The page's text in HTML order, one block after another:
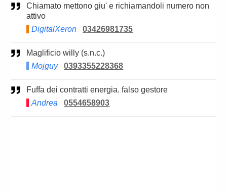
Chiamato mettono giu' e richiamandoli numero non
attivo
DigitalXeron
03426981735
Maglificio willy (s.n.c.)
Mojguy
0393355228368
Fuffa dei contratti energia. falso gestore
Andrea
0554658903